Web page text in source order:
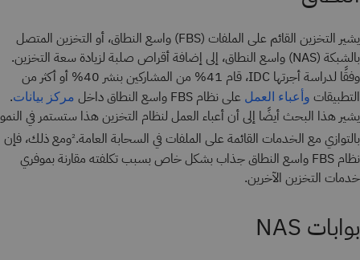
يشير التخزين القائم على الملفات (FBS) واسع النطاق، أو التخزين المتصل
بالشبكة (NAS) واسع النطاق، إلى إضافة أقراص صلبة لزيادة سعة التخزين.
وفقًا لدراسة أجرتها IDC، قام 41% من المشاركين بنشر 40% أو أكثر من
التطبيقات وأعباء العمل على نظام FBS واسع النطاق داخل مركز بيانات.
يشير هذا البحث أيضًا إلى أن أعباء العمل لنظام التخزين هذا ستستمر في النمو
بالتوازي مع الخدمات القائمة على الملفات في السحابة العامة.2ومع ذلك، فإن
نظام FBS واسع النطاق جذاب بشكل خاص بسبب تكلفته مقارنة بموفري
خدمات التخزين الآخرين.
بوابات NAS